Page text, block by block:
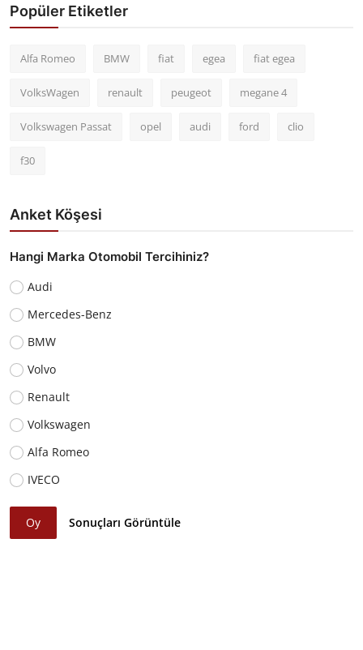
Popüler Etiketler
Alfa Romeo BMW fiat egea fiat egea
VolksWagen renault peugeot megane 4
Volkswagen Passat opel audi ford clio
f30
Anket Köşesi
Hangi Marka Otomobil Tercihiniz?
Audi
Mercedes-Benz
BMW
Volvo
Renault
Volkswagen
Alfa Romeo
IVECO
Oy Sonuçları Görüntüle